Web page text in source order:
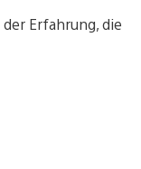
Erfahrung, die